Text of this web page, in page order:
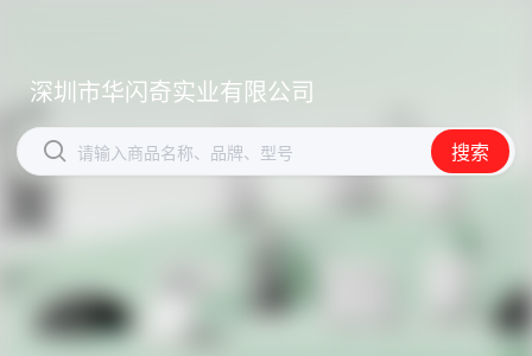
深圳市华闪奇实业有限公司
 请输入商品名称、品牌、型号 搜索
深圳市华闪奇实业有限公司
 请输入商品名称、品牌、型号 搜索